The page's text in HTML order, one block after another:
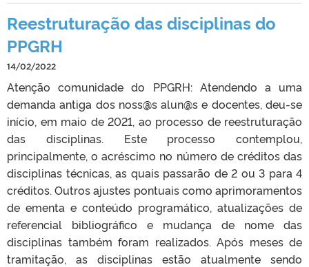
Reestruturação das disciplinas do
PPGRH
14/02/2022
Atenção comunidade do PPGRH: Atendendo a uma
demanda antiga dos noss@s alun@s e docentes, deu-se
início, em maio de 2021, ao processo de reestruturação
das disciplinas. Este processo contemplou,
principalmente, o acréscimo no número de créditos das
disciplinas técnicas, as quais passarão de 2 ou 3 para 4
créditos. Outros ajustes pontuais como aprimoramentos
de ementa e conteúdo programático, atualizações de
referencial bibliográfico e mudança de nome das
disciplinas também foram realizados. Após meses de
tramitação, as disciplinas estão atualmente sendo